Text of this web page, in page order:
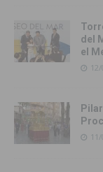
del
el